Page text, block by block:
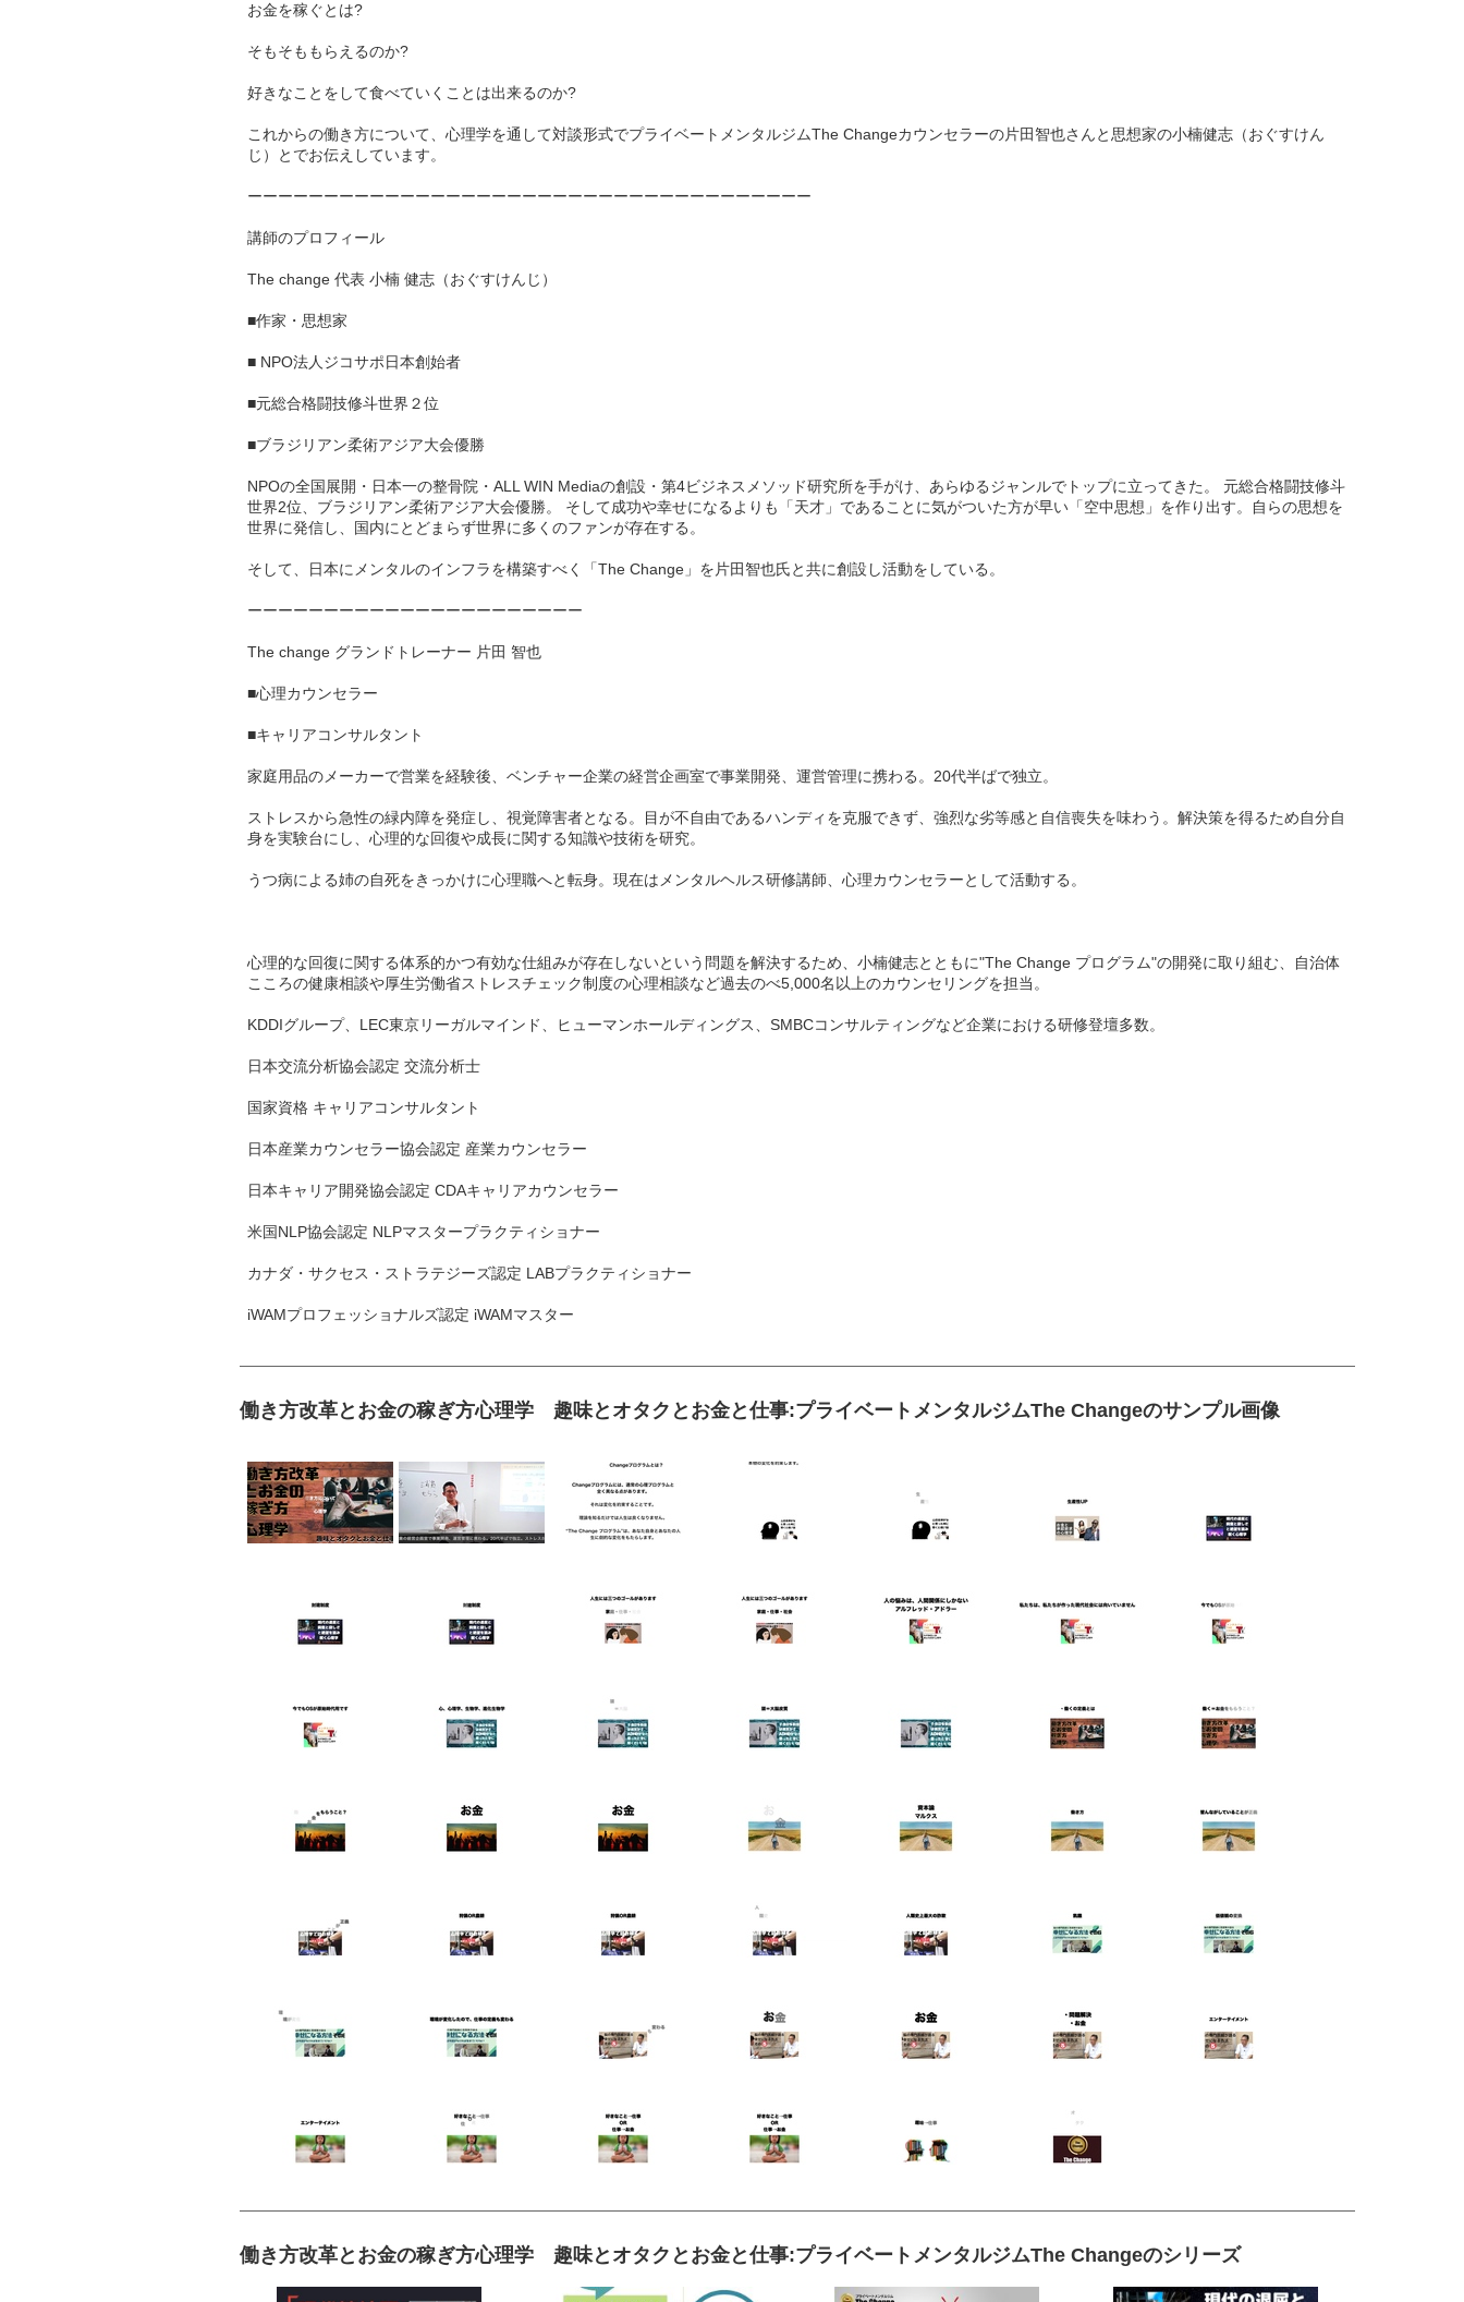
お金を稼ぐとは?
そもそももらえるのか?
好きなことをして食べていくことは出来るのか?
これからの働き方について、心理学を通して対談形式でプライベートメンタルジムThe Changeカウンセラーの片田智也さんと思想家の小楠健志（おぐすけん
じ）とでお伝えしています。
ーーーーーーーーーーーーーーーーーーーーーーーーーーーーーーーーーーーーー
講師のプロフィール
The change 代表 小楠 健志（おぐすけんじ）
■作家・思想家
■ NPO法人ジコサポ日本創始者
■元総合格闘技修斗世界２位
■ブラジリアン柔術アジア大会優勝
NPOの全国展開・日本一の整骨院・ALL WIN Mediaの創設・第4ビジネスメソッド研究所を手がけ、あらゆるジャンルでトップに立ってきた。 元総合格闘技修斗
世界2位、ブラジリアン柔術アジア大会優勝。 そして成功や幸せになるよりも「天才」であることに気がついた方が早い「空中思想」を作り出す。自らの思想を
世界に発信し、国内にとどまらず世界に多くのファンが存在する。
そして、日本にメンタルのインフラを構築すべく「The Change」を片田智也氏と共に創設し活動をしている。
ーーーーーーーーーーーーーーーーーーーーーー
The change グランドトレーナー 片田 智也
■心理カウンセラー
■キャリアコンサルタント
家庭用品のメーカーで営業を経験後、ベンチャー企業の経営企画室で事業開発、運営管理に携わる。20代半ばで独立。
ストレスから急性の緑内障を発症し、視覚障害者となる。目が不自由であるハンディを克服できず、強烈な劣等感と自信喪失を味わう。解決策を得るため自分自
身を実験台にし、心理的な回復や成長に関する知識や技術を研究。
うつ病による姉の自死をきっかけに心理職へと転身。現在はメンタルヘルス研修講師、心理カウンセラーとして活動する。
心理的な回復に関する体系的かつ有効な仕組みが存在しないという問題を解決するため、小楠健志とともに"The Change プログラム"の開発に取り組む、自治体
こころの健康相談や厚生労働省ストレスチェック制度の心理相談など過去のべ5,000名以上のカウンセリングを担当。
KDDIグループ、LEC東京リーガルマインド、ヒューマンホールディングス、SMBCコンサルティングなど企業における研修登壇多数。
日本交流分析協会認定 交流分析士
国家資格 キャリアコンサルタント
日本産業カウンセラー協会認定 産業カウンセラー
日本キャリア開発協会認定 CDAキャリアカウンセラー
米国NLP協会認定 NLPマスタープラクティショナー
カナダ・サクセス・ストラテジーズ認定 LABプラクティショナー
iWAMプロフェッショナルズ認定 iWAMマスター
働き方改革とお金の稼ぎ方心理学 趣味とオタクとお金と仕事:プライベートメンタルジムThe Changeのサンプル画像
働き方改革とお金の稼ぎ方心理学 趣味とオタクとお金と仕事:プライベートメンタルジムThe Changeのシリーズ